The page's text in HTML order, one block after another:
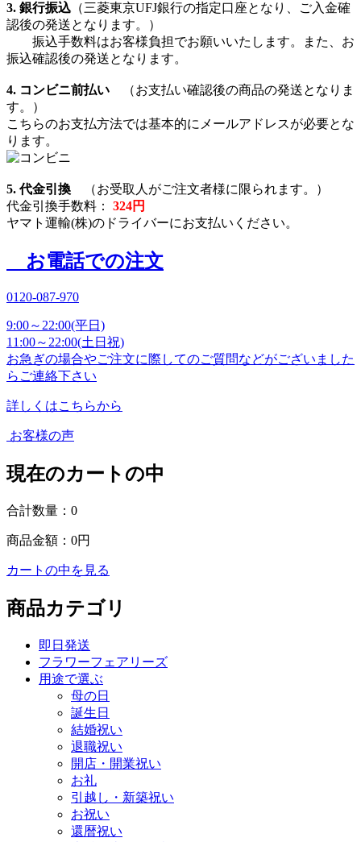
3. 銀行振込 （三菱東京UFJ銀行の指定口座となり、ご入金確
認後の発送となります。）
振込手数料はお客様負担でお願いいたします。また、お
振込確認後の発送となります。
4. コンビニ前払い （お支払い確認後の商品の発送となりま
す。）
こちらのお支払方法では基本的にメールアドレスが必要とな
ります。
5. 代金引換 （お受取人がご注文者様に限られます。）
代金引換手数料：
324円
ヤマト運輸(株)のドライバーにお支払いください。
お電話での注文
0120-087-970
9:00～22:00(平日)
11:00～22:00(土日祝)
お急ぎの場合やご注文に際してのご質問などがございました
らご連絡下さい
詳しくはこちらから
お客様の声
現在のカートの中
合計数量： 0
商品金額： 0円
カートの中を見る
商品カテゴリ
即日発送
フラワーフェアリーズ
用途で選ぶ
母の日
誕生日
結婚祝い
退職祝い
開店・開業祝い
お礼
引越し・新築祝い
お祝い
還暦祝い